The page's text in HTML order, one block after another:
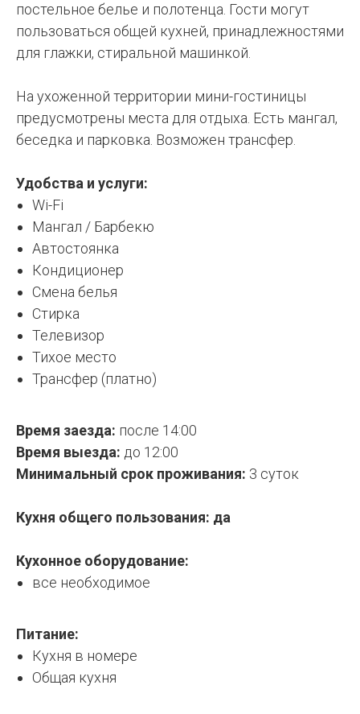
постельное белье и полотенца. Гости могут
пользоваться общей кухней, принадлежностями
для глажки, стиральной машинкой.
На ухоженной территории мини-гостиницы
предусмотрены места для отдыха. Есть мангал,
беседка и парковка. Возможен трансфер.
Удобства и услуги:
Wi-Fi
Мангал / Барбекю
Автостоянка
Кондиционер
Смена белья
Стирка
Телевизор
Тихое место
Трансфер (платно)
Время заезда: после 14:00
Время выезда: до 12:00
Минимальный срок проживания: 3 суток
Кухня общего пользования: да
Кухонное оборудование:
все необходимое
Питание:
Кухня в номере
Общая кухня